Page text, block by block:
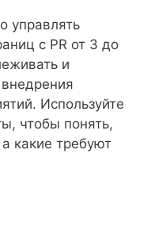
управлять
с PR от 3 до
и
внедрения
Используйте
чтобы понять,
какие требуют